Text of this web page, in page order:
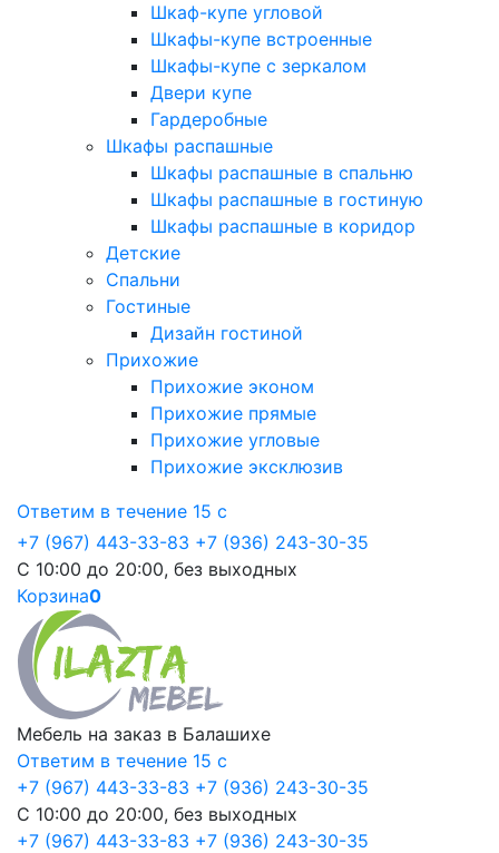
Шкаф-купе угловой
Шкафы-купе встроенные
Шкафы-купе с зеркалом
Двери купе
Гардеробные
Шкафы распашные
Шкафы распашные в спальню
Шкафы распашные в гостиную
Шкафы распашные в коридор
Детские
Спальни
Гостиные
Дизайн гостиной
Прихожие
Прихожие эконом
Прихожие прямые
Прихожие угловые
Прихожие эксклюзив
Ответим в течение 15 с
+7 (967) 443-33-83 +7 (936) 243-30-35
С 10:00 до 20:00, без выходных
Корзина0
Мебель на заказ в Балашихе
Ответим в течение 15 с
+7 (967) 443-33-83 +7 (936) 243-30-35
С 10:00 до 20:00, без выходных
+7 (967) 443-33-83 +7 (936) 243-30-35